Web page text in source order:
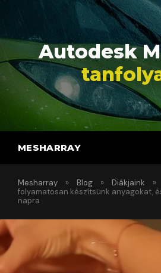
Autodesk
MESHARRAY
Mesharray » Blog » Diákjaink »
folyamatosan készítsünk anyagokat,
napra